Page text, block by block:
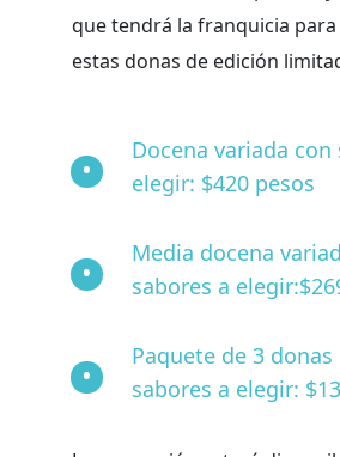
que tendrá la franquicia
estas donas de edición
Docena variada con
elegir: $420 pesos
Media docena
sabores a
Paquete de 3 donas
sabores a elegir: